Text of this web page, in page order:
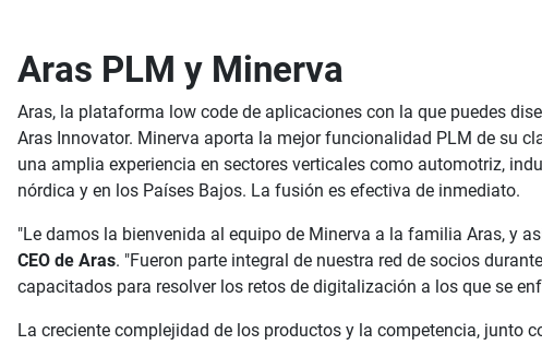
Aras PLM y Minerva
Aras, la plataforma low code de aplicaciones con la que puedes
Aras Innovator. Minerva aporta la mejor funcionalidad PLM de su
una amplia experiencia en sectores verticales como automotriz,
nórdica y en los Países Bajos. La fusión es efectiva de inmediato.
"Le damos la bienvenida al equipo de Minerva a la familia Aras, y
CEO de Aras. "Fueron parte integral de nuestra red de socios
capacitados para resolver los retos de digitalización a los que se
La creciente complejidad de los productos y la competencia,